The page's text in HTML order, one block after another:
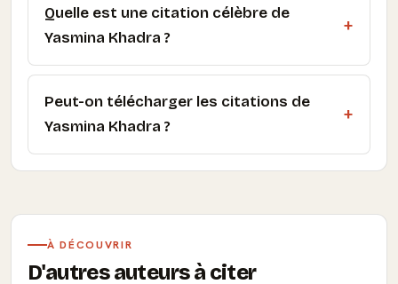
Quelle est une citation célèbre de
Yasmina Khadra ?
Peut-on télécharger les citations de
Yasmina Khadra ?
À DÉCOUVRIR
D'autres auteurs à citer